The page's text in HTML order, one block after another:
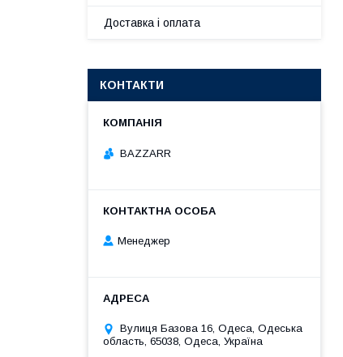
Доставка і оплата
КОНТАКТИ
BAZZARR
Менеджер
Вулиця Базова 16, Одеса, Одеська
область, 65038, Одеса, Україна